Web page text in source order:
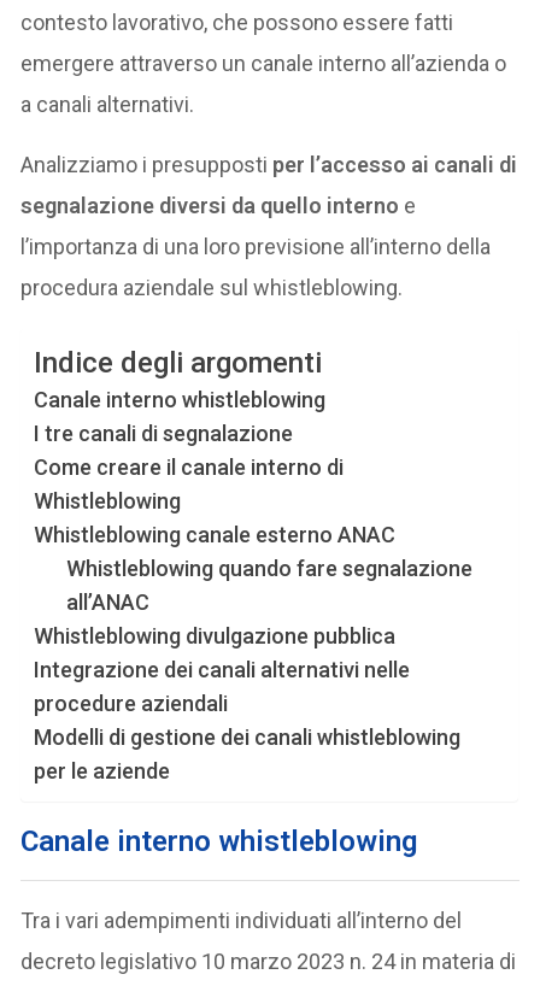
contesto lavorativo, che possono essere fatti
emergere attraverso un canale interno all’azienda o
a canali alternativi.
Analizziamo i presupposti per l’accesso ai canali di
segnalazione diversi da quello interno e
l’importanza di una loro previsione all’interno della
procedura aziendale sul whistleblowing.
Indice degli argomenti
Canale interno whistleblowing
I tre canali di segnalazione
Come creare il canale interno di
Whistleblowing
Whistleblowing canale esterno ANAC
Whistleblowing quando fare segnalazione
all’ANAC
Whistleblowing divulgazione pubblica
Integrazione dei canali alternativi nelle
procedure aziendali
Modelli di gestione dei canali whistleblowing
per le aziende
Canale interno whistleblowing
Tra i vari adempimenti individuati all’interno del
decreto legislativo 10 marzo 2023 n. 24 in materia di